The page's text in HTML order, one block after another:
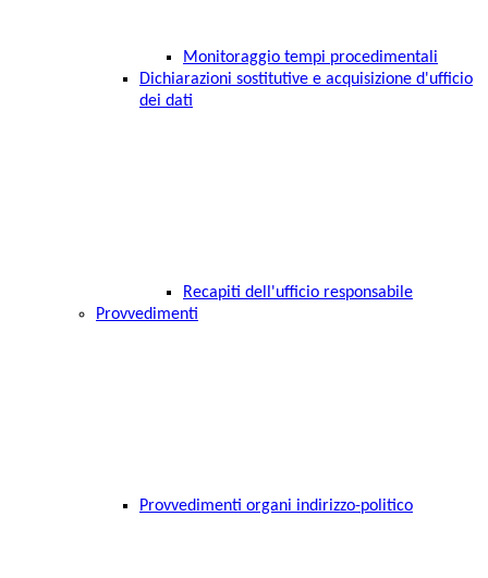
Monitoraggio tempi procedimentali
Dichiarazioni sostitutive e acquisizione d'ufficio
dei dati
Recapiti dell'ufficio responsabile
Provvedimenti
Provvedimenti organi indirizzo-politico